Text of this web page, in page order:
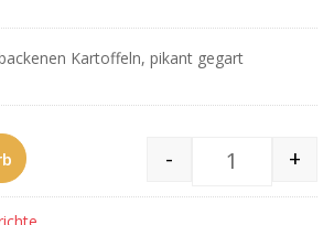
Kartoffeln, pikant gegart
65 Lamm-
- +